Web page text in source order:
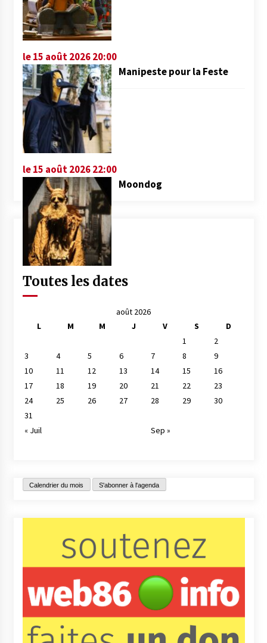
le 15 août 2026 20:00
Manipeste pour la Feste
le 15 août 2026 22:00
Moondog
Toutes les dates
août 2026
L
M M J V S
D
1
2
3
4 5 6 7 8
9
10
11 12 13 14 15
16
17
18 19 20 21 22
23
24
25 26 27 28 29
30
31
« Juil
Sep »
Calendrier du mois S'abonner à l'agenda